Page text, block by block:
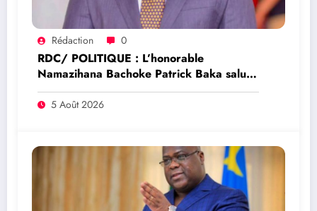
Rédaction 0
RDC/ POLITIQUE : L’honorable
Namazihana Bachoke Patrick Baka salue
la suspension de l’arrêté interministériel
sur l’économie numérique
5 Août 2026